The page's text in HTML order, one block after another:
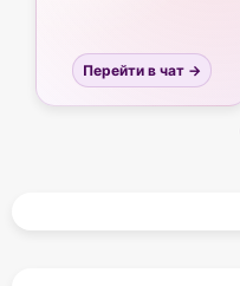
Перейти в чат →